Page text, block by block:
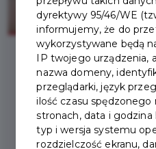
2023-10-09
ŚWIADOMY
dyrektywy 95/46/WE
informujemy, że do
wykorzystywane będą
IP twojego urządzenia,
nazwa domeny,
przeglądarki, język
ilość czasu
stronach, data i godzina
typ i wersja systemu
rozdzielczość ekranu,